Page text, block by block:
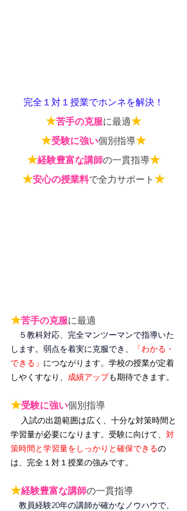
完全１対１授業でホンネを解決！
★苦手の克服に最適★
★受験に強い個別指導★
★経験豊富な講師の一貫指導★
★安心の授業料で全力サポート ★
★苦手の克服に最適
５教科対応、完全マンツーマンで指導いた
します。弱点を着実に克服でき、
「わかる・
できる」 につながります。 学校の授業が定着
しやくすなり、 成績アップも期待できます。
★受験に強い個別指導
入試の出題範囲は広く、十分な対策時間と
学習量が必要になります。受験に向けて、 対
策時間と学習量をしっかりと確保できるの
は、完全１対１授業の強みです。
★経験豊富な講師の一貫指導
教員経験20年の講師が確かなノウハウで、